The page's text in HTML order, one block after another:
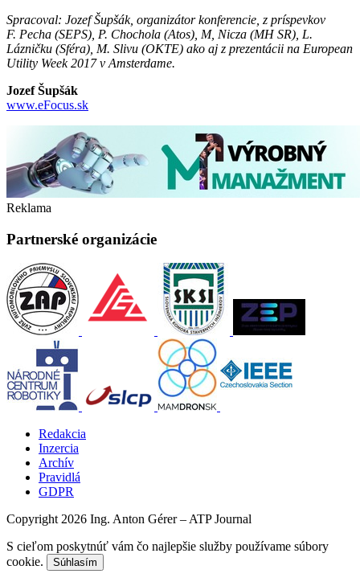
Spracoval: Jozef Šupšák, organizátor konferencie, z príspevkov
F. Pecha (SEPS), P. Chochola (Atos), M, Nicza (MH SR), L.
Lázničku (Sféra), M. Slivu (OKTE) ako aj z prezentácii na European
Utility Week 2017 v Amsterdame.
Jozef Šupšák
www.eFocus.sk
Reklama
Partnerské organizácie
Redakcia
Inzercia
Archív
Pravidlá
GDPR
Copyright 2026 Ing. Anton Gérer – ATP Journal
S cieľom poskytnúť vám čo najlepšie služby používame súbory
cookie.
Súhlasím